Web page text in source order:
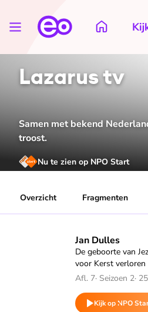
Lazarus tv
Samen met bekend
troost.
Nu te zien op NPO Start
Overzicht Fragmenten
Jan Dulles
De geboorte van
voor Kerst
Afl. 7· Seizoen 2·
Kijk op NPO
Speel "Jan Dulles" af